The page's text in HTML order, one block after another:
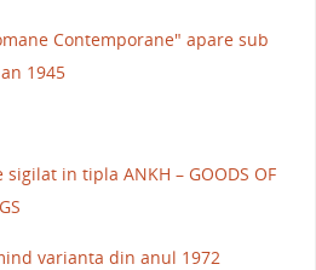
Contemporane" apare sub
1945
in tipla ANKH – GOODS OF
varianta din anul 1972